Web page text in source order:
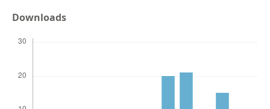
Downloads